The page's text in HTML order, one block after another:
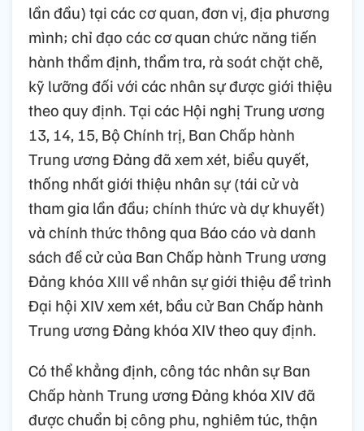
lần đầu) tại các cơ quan, đơn vị, địa phương
mình; chỉ đạo các cơ quan chức năng tiến
hành thẩm định, thẩm tra, rà soát chặt chẽ,
kỹ lưỡng đối với các nhân sự được giới thiệu
theo quy định. Tại các Hội nghị Trung ương
13, 14, 15, Bộ Chính trị, Ban Chấp hành
Trung ương Đảng đã xem xét, biểu quyết,
thống nhất giới thiệu nhân sự (tái cử và
tham gia lần đầu; chính thức và dự khuyết)
và chính thức thông qua Báo cáo và danh
sách đề cử của Ban Chấp hành Trung ương
Đảng khóa XIII về nhân sự giới thiệu để trình
Đại hội XIV xem xét, bầu cử Ban Chấp hành
Trung ương Đảng khóa XIV theo quy định.
Có thể khẳng định, công tác nhân sự Ban
Chấp hành Trung ương Đảng khóa XIV đã
được chuẩn bị công phu, nghiêm túc, thận